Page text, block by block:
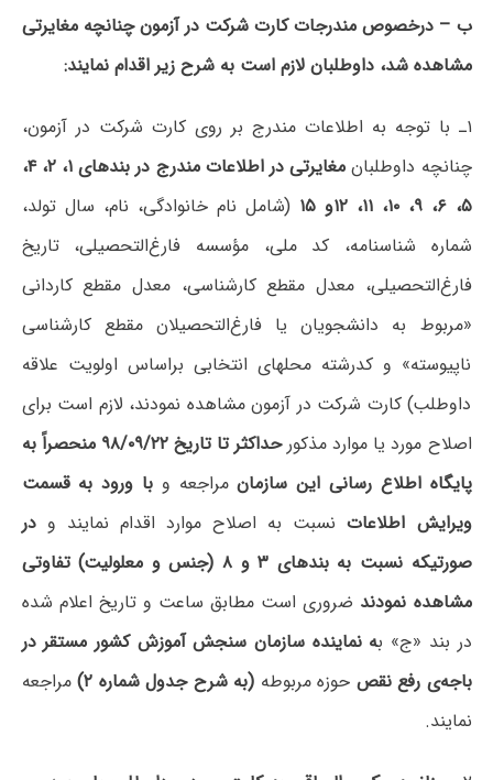
ب‌ – درخصوص مندرجات کارت شرکت در آزمون چنانچه مغایرتی
مشاهده شد، داوطلبان لازم است به شرح زیر اقدام نمایند:
۱ـ با توجه به اطلاعات مندرج بر روی کارت شرکت در آزمون،
چنانچه داوطلبان
مغایرتی در اطلاعات مندرج در بندهای ۱، ۲، ۴،
۵، ۶، ۹، ۱۰، ۱۱، ۱۲و ۱۵
(شامل نام ­خانوادگی، نام، سال تولد،
شماره شناسنامه، کد ملی، مؤسسه فارغ‌التحصیلی، تاریخ
فارغ‌التحصیلی، معدل مقطع کارشناسی، معدل مقطع کاردانی
«مربوط به دانشجویان یا فارغ‌التحصیلان مقطع کارشناسی
ناپیوسته» و کدرشته‌ محلهای انتخابی براساس اولویت علاقه
داوطلب) کارت شرکت در آزمون مشاهده نمودند، لازم است برای
اصلاح مورد یا موارد مذکور
حداکثر تا تاریخ ۹۸/۰۹/۲۲ منحصراً به
پایگاه اطلاع رسانی این سازمانمراجعه وبا ورود به قسمت
ویرایش اطلاعاتنسبت به اصلاح موارد اقدام نمایند ودر
صورتیکه نسبت به بندهای ۳ و ۸ (جنس و معلولیت) تفاوتی
مشاهده نمودند ضروری است مطابق ساعت و تاریخ اعلام شده
در بند «ج» به نماینده سازمان سنجش آموزش کشور مستقر در
باجه‌ی رفع نقص حوزه مربوطه (به شرح جدول شماره ۲)
مراجعه
نمایند.